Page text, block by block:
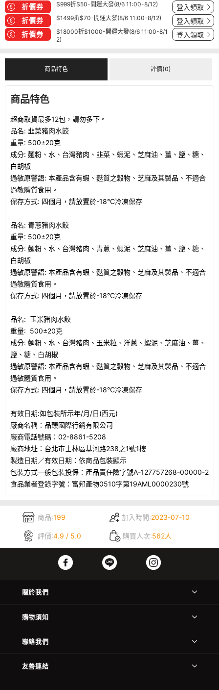
折價券 $999折$50-開運大發(8/6 11:00-8/12) 登入領取
折價券 $1499折$70-開運大發(8/6 11:00-8/12) 登入領取
折價券
$18000折$1000-開運大發(8/6 11:00-8/1
2)
登入領取
商品特色 評價(0)
商品特色
超商取貨最多12包，請勿多下。
品名: 韭菜豬肉水餃
重量: 500±20克
成分: 麵粉、水、台灣豬肉、韭菜、蝦泥、芝麻油、薑、鹽、糖、
白胡椒
過敏原警語: 本產品含有蝦、麩質之穀物、芝麻及其製品、不適合
過敏體質食用。
保存方式: 四個月，請放置於-18°C冷凍保存
品名: 青蔥豬肉水餃
重量: 500±20克
成分: 麵粉、水、台灣豬肉、青蔥、蝦泥、芝麻油、薑、鹽、糖、
白胡椒
過敏原警語: 本產品含有蝦、麩質之穀物、芝麻及其製品、不適合
過敏體質食用。
保存方式: 四個月，請放置於-18°C冷凍保存
品名: 玉米豬肉水餃
重量: 500±20克
成分: 麵粉、水、台灣豬肉、玉米粒、洋蔥、蝦泥、芝麻油、薑、
鹽、糖、白胡椒
過敏原警語: 本產品含有蝦、麩質之穀物、芝麻及其製品、不適合
過敏體質食用。
保存方式: 四個月，請放置於-18°C冷凍保存
有效日期:如包裝所示年/月/日(西元)
廠商名稱：品臻國際行銷有限公司
廠商電話號碼：02-8861-5208
廠商地址：台北市士林區基河路238之1號1樓
製造日期／有效日期：依商品包裝顯示
包裝方式一般包裝投保：產品責任險字號A-127757268-00000-2
食品業者登錄字號：富邦產物0510字第19AML0000230號
商品:199 加入時間:2023-07-10
評價:4.9 / 5.0 購買人次:562人
關於我們
購物須知
聯絡我們
友善連結